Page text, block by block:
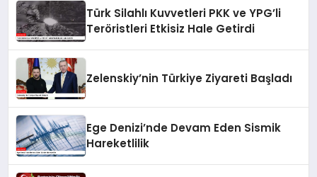
Türk Silahlı Kuvvetleri PKK ve YPG’li
Teröristleri Etkisiz Hale Getirdi
Zelenskiy’nin Türkiye Ziyareti Başladı
Ege Denizi’nde Devam Eden Sismik
Hareketlilik